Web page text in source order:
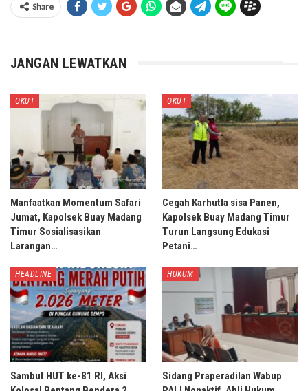
Share
JANGAN LEWATKAN
OKUT
Manfaatkan Momentum Safari
Jumat, Kapolsek Buay Madang
Timur Sosialisasikan
Larangan…
OKUT
Cegah Karhutla sisa Panen,
Kapolsek Buay Madang Timur
Turun Langsung Edukasi
Petani…
HEADLINE
Sambut HUT ke-81 RI, Aksi
HUKUM
Sidang Praperadilan Wabup